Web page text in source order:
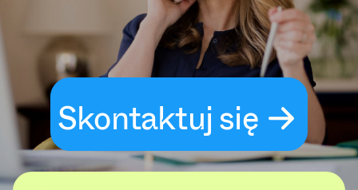
Skontaktuj się